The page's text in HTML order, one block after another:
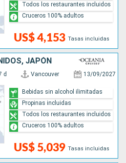
US$ 4,153 Tasas incluidas
Todos los restaurantes incluidos
Cruceros 100% adultos
JAPÓN
d Vancouver 13/09/2027
US$ 5,039 Tasas incluidas
Bebidas sin alcohol ilimitadas
Propinas incluidas
Todos los restaurantes incluidos
Cruceros 100% adultos